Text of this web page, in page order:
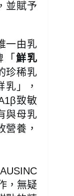
並賦予
一由乳
鮮乳
珍稀乳
」，
致敏
與母乳
營養，
，無疑